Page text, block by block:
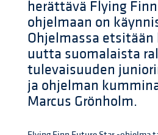
herättävä Flying
ohjelmaan on
Ohjelmassa etsitään
uutta suomalaista
tulevaisuuden
ja ohjelman
Marcus Grönholm.